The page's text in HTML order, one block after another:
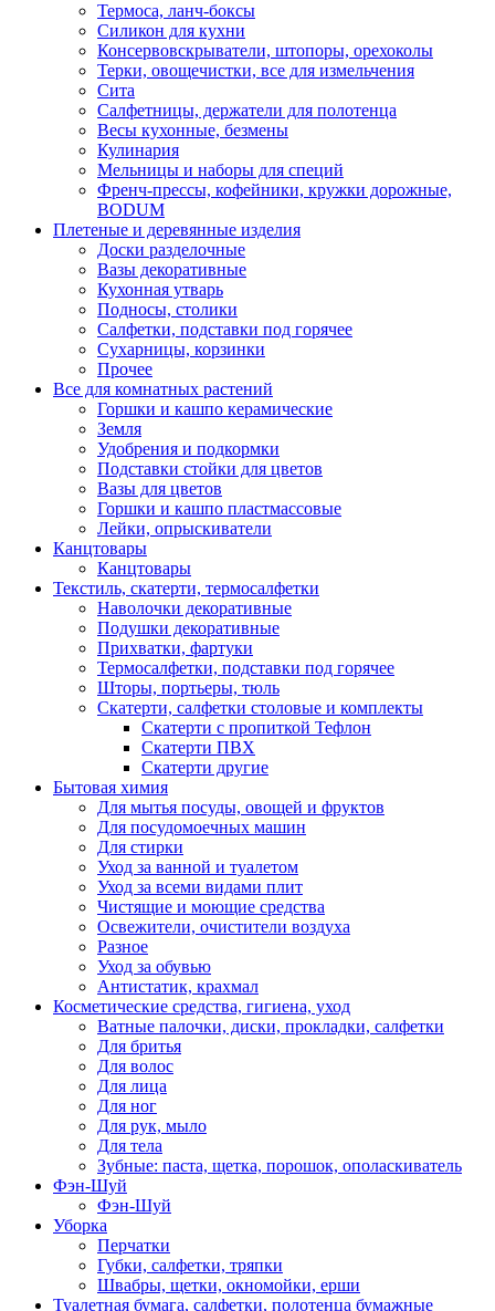
Термоса, ланч-боксы
Силикон для кухни
Консервовскрыватели, штопоры, орехоколы
Терки, овощечистки, все для измельчения
Сита
Салфетницы, держатели для полотенца
Весы кухонные, безмены
Кулинария
Мельницы и наборы для специй
Френч-прессы, кофейники, кружки дорожные,
BODUM
Плетеные и деревянные изделия
Доски разделочные
Вазы декоративные
Кухонная утварь
Подносы, столики
Салфетки, подставки под горячее
Сухарницы, корзинки
Прочее
Все для комнатных растений
Горшки и кашпо керамические
Земля
Удобрения и подкормки
Подставки стойки для цветов
Вазы для цветов
Горшки и кашпо пластмассовые
Лейки, опрыскиватели
Канцтовары
Канцтовары
Текстиль, скатерти, термосалфетки
Наволочки декоративные
Подушки декоративные
Прихватки, фартуки
Термосалфетки, подставки под горячее
Шторы, портьеры, тюль
Скатерти, салфетки столовые и комплекты
Скатерти с пропиткой Тефлон
Скатерти ПВХ
Скатерти другие
Бытовая химия
Для мытья посуды, овощей и фруктов
Для посудомоечных машин
Для стирки
Уход за ванной и туалетом
Уход за всеми видами плит
Чистящие и моющие средства
Освежители, очистители воздуха
Разное
Уход за обувью
Антистатик, крахмал
Косметические средства, гигиена, уход
Ватные палочки, диски, прокладки, салфетки
Для бритья
Для волос
Для лица
Для ног
Для рук, мыло
Для тела
Зубные: паста, щетка, порошок, ополаскиватель
Фэн-Шуй
Фэн-Шуй
Уборка
Перчатки
Губки, салфетки, тряпки
Швабры, щетки, окномойки, ерши
Туалетная бумага, салфетки, полотенца бумажные